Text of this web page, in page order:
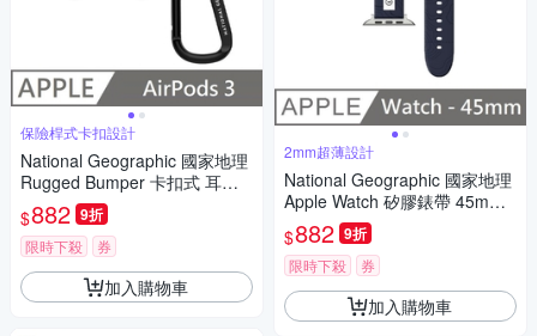
保險桿式卡扣設計
National Geographic 國家地理
Rugged Bumper 卡扣式 耳機
保護殼 適用 AirPods 3 - 灰色
$882 9折
限時下殺 券
加入購物車
2mm超薄設計
National Geographic 國家地理
Apple Watch 矽膠錶帶 45mm -
海軍藍
$882 9折
限時下殺 券
加入購物車